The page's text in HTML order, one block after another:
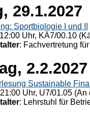
29.1.2027
Sportbiologie I und II
Uhr, KÄ7/00.10
: Fachvertretung
2.2.2027
Sustainable
Uhr, U7/01.05
: Lehrstuhl für